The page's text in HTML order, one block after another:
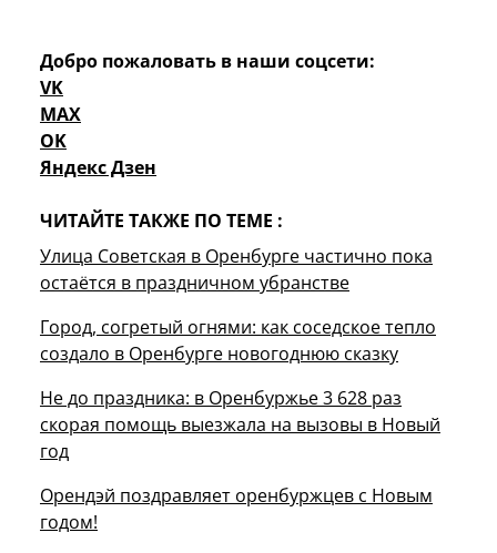
Добро пожаловать в наши соцсети:
VK
MAX
OK
Яндекс Дзен
ЧИТАЙТЕ ТАКЖЕ ПО ТЕМЕ :
Улица Советская в Оренбурге частично пока
остаётся в праздничном убранстве
Город, согретый огнями: как соседское тепло
создало в Оренбурге новогоднюю сказку
Не до праздника: в Оренбуржье 3 628 раз
скорая помощь выезжала на вызовы в Новый
год
Орендэй поздравляет оренбуржцев с Новым
годом!